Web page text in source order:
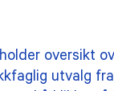
oversikt
utvalg